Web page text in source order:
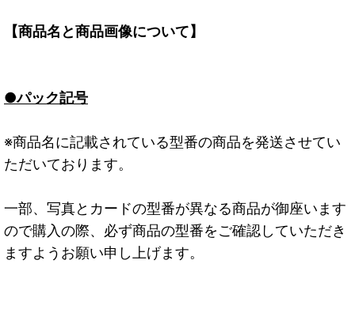
【商品名と商品画像について】
●パック記号
※商品名に記載されている型番の商品を発送させてい
ただいております。
一部、写真とカードの型番が異なる商品が御座います
ので購入の際、必ず商品の型番をご確認していただき
ますようお願い申し上げます。